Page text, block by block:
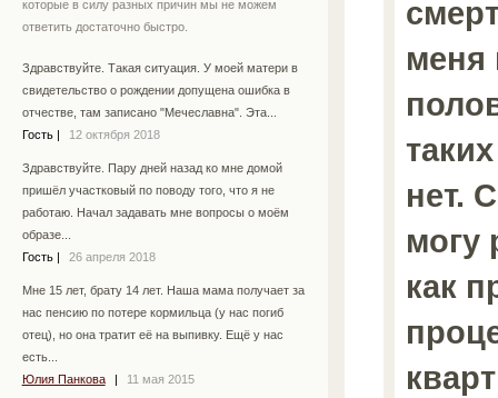
которые в силу разных причин мы не можем
ответить достаточно быстро.
Здравствуйте. Такая ситуация. У моей матери в
свидетельство о рождении допущена ошибка в
отчестве, там записано "Мечеславна". Эта...
Гость
12 октября 2018
Здравствуйте. Пару дней назад ко мне домой
пришёл участковый по поводу того, что я не
работаю. Начал задавать мне вопросы о моём
образе...
Гость
26 апреля 2018
Мне 15 лет, брату 14 лет. Наша мама получает за
нас пенсию по потере кормильца (у нас погиб
отец), но она тратит её на выпивку. Ещё у нас
есть...
Юлия Панкова
11 мая 2015
меня
нет.
могу
как